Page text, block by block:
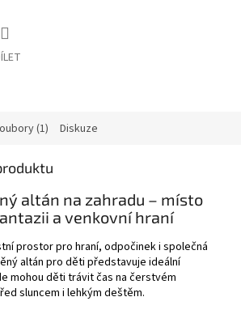
(1) Diskuze
altán na zahradu – místo
a venkovní hraní
prostor pro hraní, odpočinek i společná
altán pro děti představuje ideální
mohou děti trávit čas na čerstvém
sluncem i lehkým deštěm.